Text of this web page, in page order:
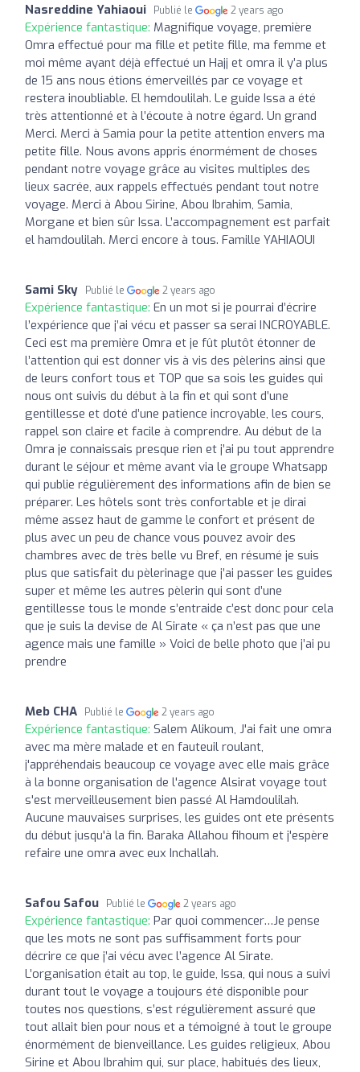
Nasreddine Yahiaoui Publié le 2 years ago
Expérience fantastique: Magnifique voyage, première
Omra effectué pour ma fille et petite fille, ma femme et
moi même ayant déjà effectué un Hajj et omra il y’a plus
de 15 ans nous étions émerveillés par ce voyage et
restera inoubliable. El hemdoulilah. Le guide Issa a été
très attentionné et à l’écoute à notre égard. Un grand
Merci. Merci à Samia pour la petite attention envers ma
petite fille. Nous avons appris énormément de choses
pendant notre voyage grâce au visites multiples des
lieux sacrée, aux rappels effectués pendant tout notre
voyage. Merci à Abou Sirine, Abou Ibrahim, Samia,
Morgane et bien sûr Issa. L’accompagnement est parfait
el hamdoulilah. Merci encore à tous. Famille YAHIAOUI
Sami Sky Publié le 2 years ago
Expérience fantastique: En un mot si je pourrai d’écrire
l’expérience que j’ai vécu et passer sa serai INCROYABLE.
Ceci est ma première Omra et je fût plutôt étonner de
l’attention qui est donner vis à vis des pèlerins ainsi que
de leurs confort tous et TOP que sa sois les guides qui
nous ont suivis du début à la fin et qui sont d’une
gentillesse et doté d’une patience incroyable, les cours,
rappel son claire et facile à comprendre. Au début de la
Omra je connaissais presque rien et j’ai pu tout apprendre
durant le séjour et même avant via le groupe Whatsapp
qui publie régulièrement des informations afin de bien se
préparer. Les hôtels sont très confortable et je dirai
même assez haut de gamme le confort et présent de
plus avec un peu de chance vous pouvez avoir des
chambres avec de très belle vu Bref, en résumé je suis
plus que satisfait du pèlerinage que j’ai passer les guides
super et même les autres pèlerin qui sont d’une
gentillesse tous le monde s’entraide c’est donc pour cela
que je suis la devise de Al Sirate « ça n’est pas que une
agence mais une famille » Voici de belle photo que j’ai pu
prendre
Meb CHA Publié le 2 years ago
Expérience fantastique: Salem Alikoum, J'ai fait une omra
avec ma mère malade et en fauteuil roulant,
j'appréhendais beaucoup ce voyage avec elle mais grâce
à la bonne organisation de l'agence Alsirat voyage tout
s'est merveilleusement bien passé Al Hamdoulilah.
Aucune mauvaises surprises, les guides ont ete présents
du début jusqu'à la fin. Baraka Allahou fihoum et j'espère
refaire une omra avec eux Inchallah.
Safou Safou Publié le 2 years ago
Expérience fantastique: Par quoi commencer…Je pense
que les mots ne sont pas suffisamment forts pour
décrire ce que j’ai vécu avec l’agence Al Sirate.
L’organisation était au top, le guide, Issa, qui nous a suivi
durant tout le voyage a toujours été disponible pour
toutes nos questions, s’est régulièrement assuré que
tout allait bien pour nous et a témoigné à tout le groupe
énormément de bienveillance. Les guides religieux, Abou
Sirine et Abou Ibrahim qui, sur place, habitués des lieux,